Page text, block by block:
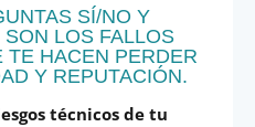
SÍ/NO Y
LOS FALLOS
TE HACEN PERDER
Y REPUTACIÓN.
técnicos de tu